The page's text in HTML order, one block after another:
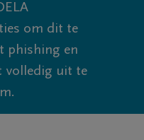
om dit te
phishing en
volledig uit te